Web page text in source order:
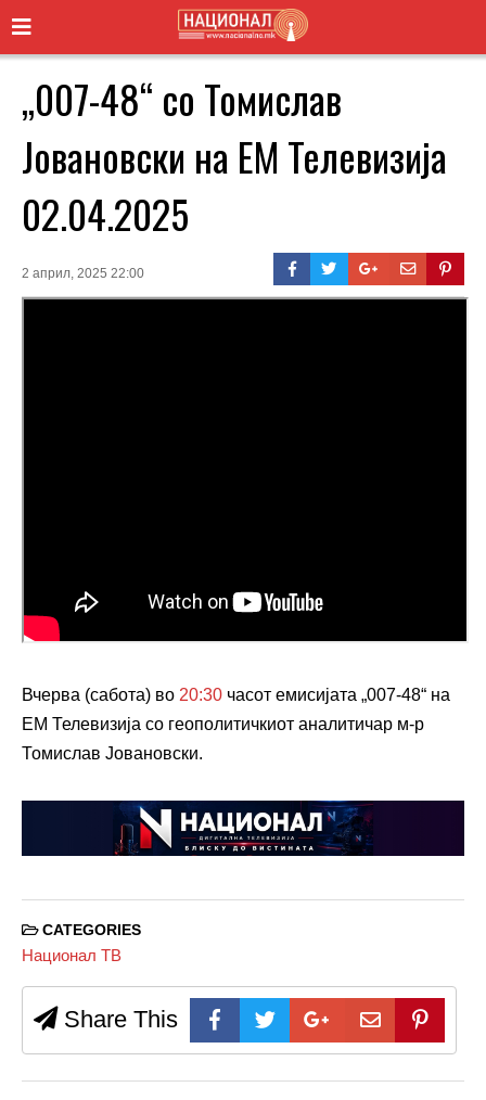
„007-48“ со Томислав
Јовановски на ЕМ Телевизија
02.04.2025
2 април, 2025 22:00
Вчерва (сабота) во 20:30 часот емисијата „007-48“ на
ЕМ Телевизија со геополитичкиот аналитичар м-р
Томислав Јовановски.
CATEGORIES
Национал ТВ
Share This